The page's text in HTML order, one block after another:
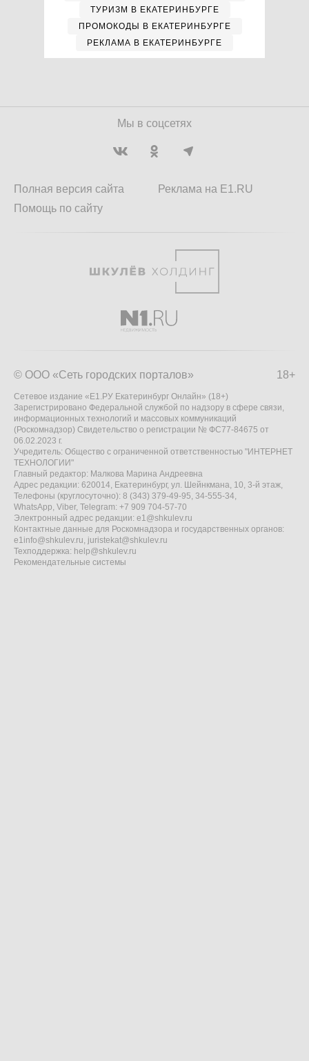
ТУРИЗМ В ЕКАТЕРИНБУРГЕ
ПРОМОКОДЫ В ЕКАТЕРИНБУРГЕ
РЕКЛАМА В ЕКАТЕРИНБУРГЕ
Мы в соцсетях
Полная версия сайта
Помощь по сайту
Реклама на E1.RU
18+
© ООО «Сеть городских порталов»
Сетевое издание «Е1.РУ Екатеринбург Онлайн» (18+)
Зарегистрировано Федеральной службой по надзору в сфере связи,
информационных технологий и массовых коммуникаций
(Роскомнадзор) Свидетельство о регистрации № ФС77-84675 от
06.02.2023 г.
Учредитель: Общество с ограниченной ответственностью "ИНТЕРНЕТ
ТЕХНОЛОГИИ"
Главный редактор: Малкова Марина Андреевна
Адрес редакции: 620014, Екатеринбург, ул. Шейнкмана, 10, 3-й этаж,
Телефоны (круглосуточно): 8 (343) 379-49-95, 34-555-34,
WhatsApp, Viber, Telegram: +7 909 704-57-70
Электронный адрес редакции: e1@shkulev.ru
Контактные данные для Роскомнадзора и государственных органов:
e1info@shkulev.ru, juristekat@shkulev.ru
Техподдержка: help@shkulev.ru
Рекомендательные системы